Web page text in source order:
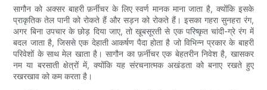
सागौन को अक्सर बाहरी फ़र्नीचर के लिए स्वर्ण मानक माना जाता है, क्योंकि इसके
प्राकृतिक तेल पानी को रोकते हैं और सड़न को रोकते हैं। इसका गहरा सुनहरा रंग,
अगर बिना उपचार के छोड़ दिया जाए, तो खूबसूरती से एक परिष्कृत चांदी-ग्रे रंग में
बदल जाता है, जिससे एक देहाती आकर्षण पैदा होता है जो विभिन्न प्रकार के बाहरी
परिवेशों के साथ मेल खाता है। सागौन का फ़र्नीचर एक बेहतरीन निवेश है, खासकर
नम या बरसाती क्षेत्रों में, क्योंकि यह संरचनात्मक अखंडता को बनाए रखते हुए
रखरखाव को कम करता है।